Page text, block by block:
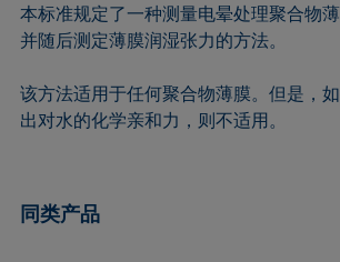
ASTM D3825-90
ASTM D5946-17
ASTM D7334-08
ASTM D7490-13
DIN EN14370-04
ISO 6295-83
ISO 6889-86
ISO 15989
ISO 16672:2020
OECD 115-95
本标准规定了一种测量电晕处理聚合物
并随后测定薄膜润湿张力的方法。
该方法适用于任何聚合物薄膜。但是，
出对水的化学亲和力，则不适用。
同类产品